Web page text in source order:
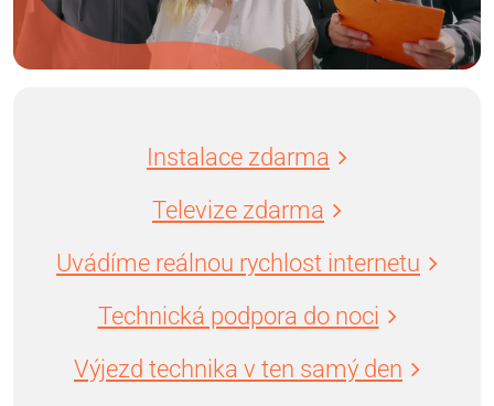
Instalace zdarma
Televize zdarma
Uvádíme reálnou rychlost internetu
Technická podpora do noci
Výjezd technika v ten samý den